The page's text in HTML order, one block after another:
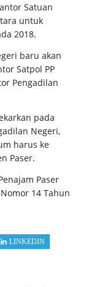
Satuan
untuk
2018.
baru akan
Satpol PP
Pengadilan
pada
Negeri,
harus ke
Paser.
Paser
14 Tahun
LINKEDIN